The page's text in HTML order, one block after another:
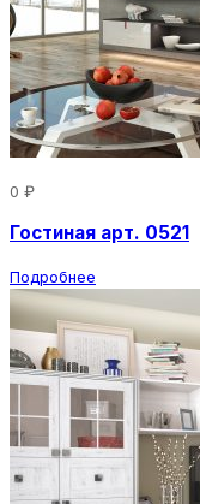
0 ₽
Гостиная арт. 0521
Подробнее